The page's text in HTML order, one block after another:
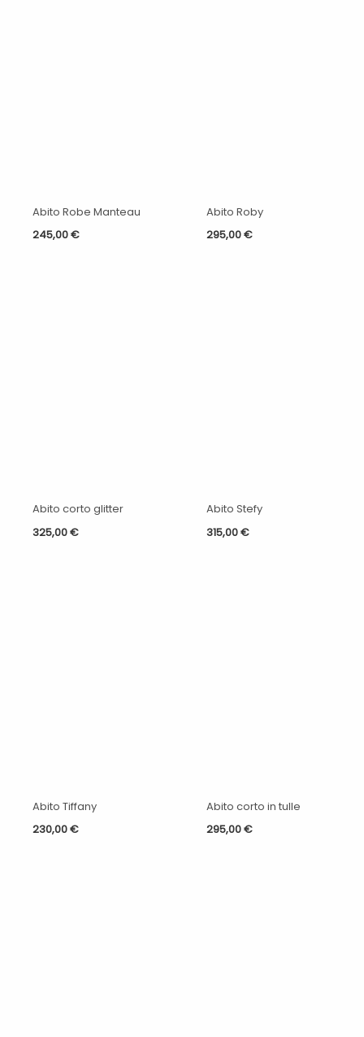
Abito Robe Manteau
245,00€
Abito Roby
295,00€
Abito corto glitter
325,00€
Abito Stefy
315,00€
Abito Tiffany
230,00€
Abito corto in tulle
295,00€